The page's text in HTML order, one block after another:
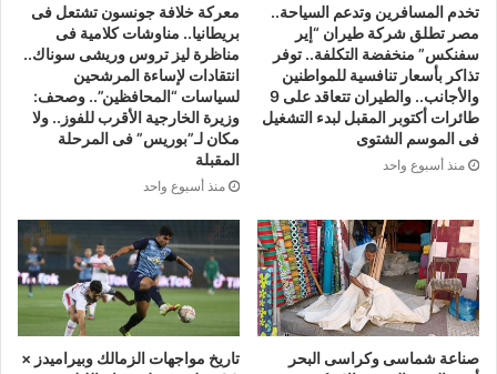
تخدم المسافرين وتدعم السياحة..
مصر تطلق شركة طيران “إير
سفنكس” منخفضة التكلفة.. توفر
تذاكر بأسعار تنافسية للمواطنين
والأجانب.. والطيران تتعاقد على 9
طائرات أكتوبر المقبل لبدء التشغيل
فى الموسم الشتوى
منذ أسبوع واحد
معركة خلافة جونسون تشتعل فى
بريطانيا.. مناوشات كلامية فى
مناظرة ليز تروس وريشى سوناك..
انتقادات لإساءة المرشحين
لسياسات “المحافظين”.. وصحف:
وزيرة الخارجية الأقرب للفوز.. ولا
مكان لـ”بوريس” فى المرحلة
المقبلة
منذ أسبوع واحد
صناعة شماسى وكراسى البحر
تاريخ مواجهات الزمالك وبيراميدز ×